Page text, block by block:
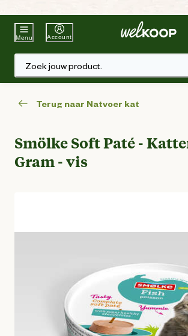
Beste WinkelketenTuin
Menu Account
Zoek jouw product.
Terug naar Natvoer kat
Smölke Soft Paté -
Gram - vis